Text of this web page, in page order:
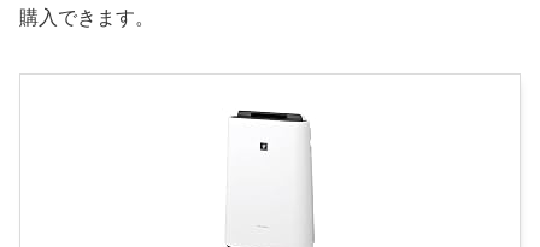
購入できます。